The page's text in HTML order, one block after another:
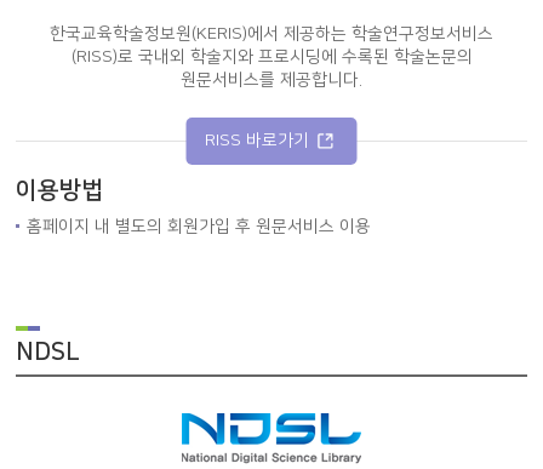
한국교육학술정보원(KERIS)에서 제공하는 학술연구정보서비스
(RISS)로 국내외 학술지와 프로시딩에 수록된 학술논문의
원문서비스를 제공합니다.
RISS 바로가기
이용방법
홈페이지 내 별도의 회원가입 후 원문서비스 이용
NDSL